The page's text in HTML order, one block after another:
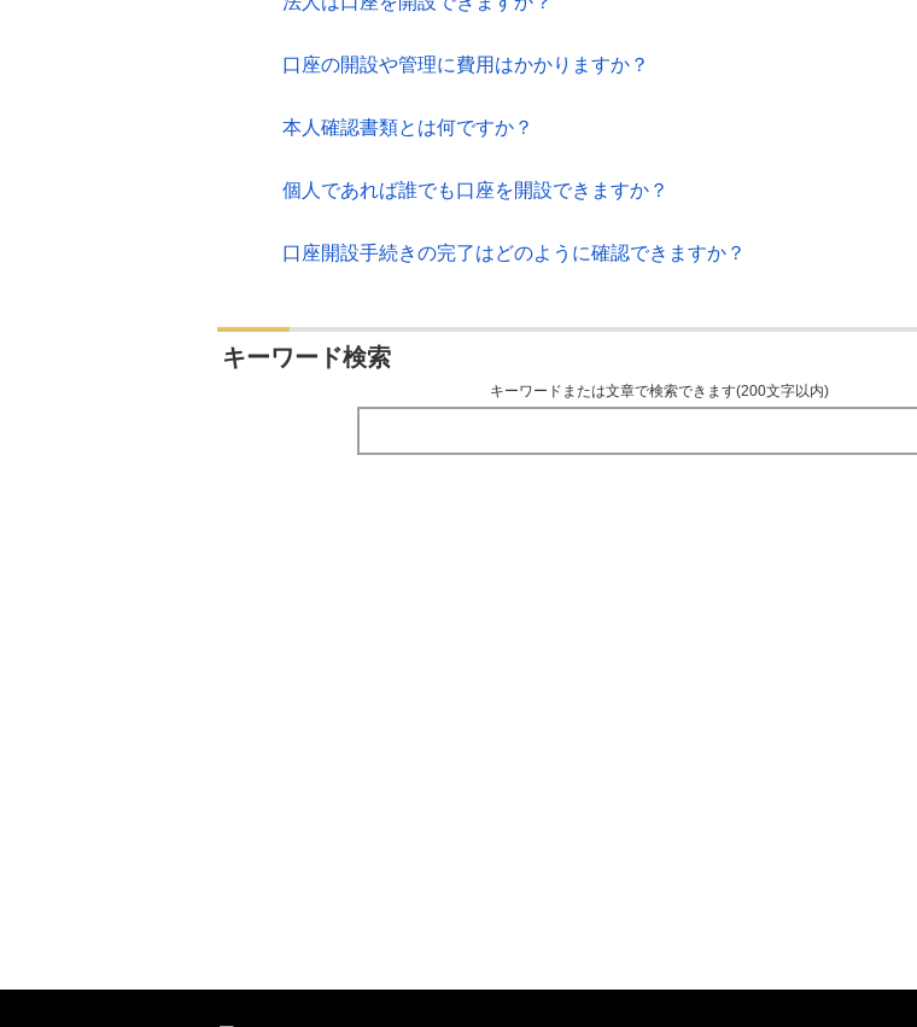
口座の開設や管理に費用はかかりますか？
本人確認書類とは何ですか？
個人であれば誰でも口座を開設できますか？
口座開設手続きの完了はどのように確認できますか？
キーワード検索
キーワードまたは文章で検索できます(200文字以内)